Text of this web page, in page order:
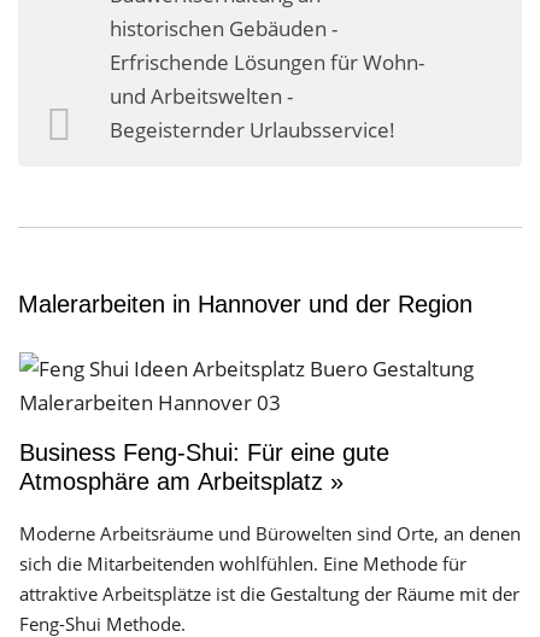
Premium-Lösungen
Meine gute Empfehlung
Arbeitsbühne mieten
Navigation schließen
historischen Gebäuden -
Erfrischende Lösungen für Wohn-
und Arbeitswelten -
Begeisternder Urlaubsservice!
Malerarbeiten in Hannover und der Region
Business Feng-Shui: Für eine gute
Atmosphäre am Arbeitsplatz »
Moderne Arbeitsräume und Bürowelten sind Orte, an denen
sich die Mitarbeitenden wohlfühlen. Eine Methode für
attraktive Arbeitsplätze ist die Gestaltung der Räume mit der
Feng-Shui Methode.